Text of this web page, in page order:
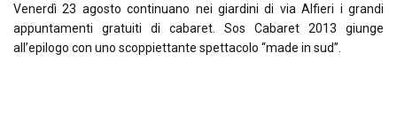
Venerdì 23 agosto continuano nei giardini di via Alfieri i grandi
appuntamenti gratuiti di cabaret. Sos Cabaret 2013 giunge
all’epilogo con uno scoppiettante spettacolo “made in sud”.